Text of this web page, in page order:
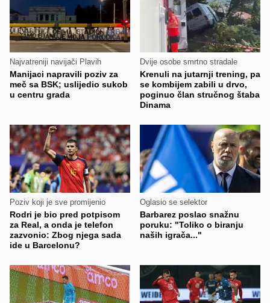
Najvatreniji navijači Plavih
Manijaci napravili poziv za
meč sa BSK; uslijedio sukob
u centru grada
Dvije osobe smrtno stradale
Krenuli na jutarnji trening, pa
se kombijem zabili u drvo,
poginuo član stručnog štaba
Dinama
Poziv koji je sve promijenio
Rodri je bio pred potpisom
za Real, a onda je telefon
zazvonio: Zbog njega sada
ide u Barcelonu?
Oglasio se selektor
Barbarez poslao snažnu
poruku: "Toliko o biranju
naših igrača..."